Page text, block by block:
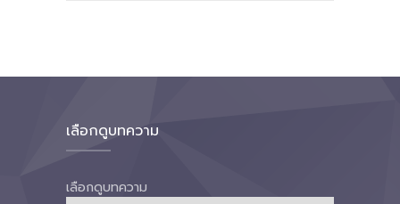
เลือกดูบทความ
เลือกดูบทความ